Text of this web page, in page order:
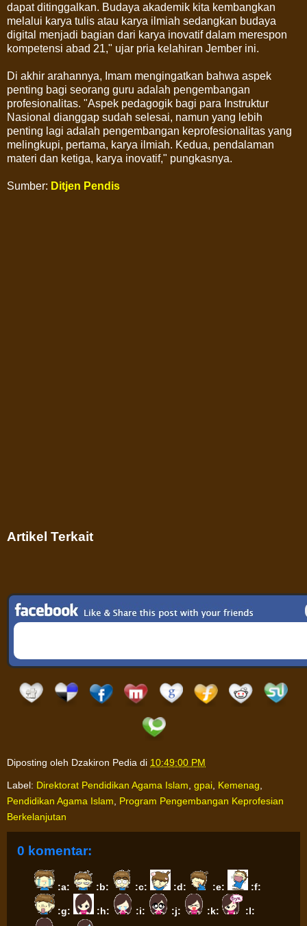
dapat ditinggalkan. Budaya akademik kita kembangkan
melalui karya tulis atau karya ilmiah sedangkan budaya
digital menjadi bagian dari karya inovatif dalam merespon
kompetensi abad 21," ujar pria kelahiran Jember ini.
Di akhir arahannya, Imam mengingatkan bahwa aspek
penting bagi seorang guru adalah pengembangan
profesionalitas. "Aspek pedagogik bagi para Instruktur
Nasional dianggap sudah selesai, namun yang lebih
penting lagi adalah pengembangan keprofesionalitas yang
melingkupi, pertama, karya ilmiah. Kedua, pendalaman
materi dan ketiga, karya inovatif," pungkasnya.
Sumber: Ditjen Pendis
Artikel Terkait
Diposting oleh Dzakiron Pedia di 10:49:00 PM
Label: Direktorat Pendidikan Agama Islam gpai Kemenag
Pendidikan Agama Islam
Program Pengembangan Keprofesian
Berkelanjutan
0 komentar:
:a: :b: :c: :d: :e: :f:
:g: :h: :i: :j: :k: :l: